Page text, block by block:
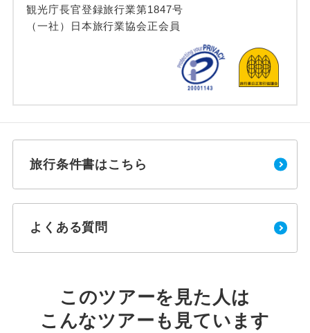
観光庁長官登録旅行業第1847号
（一社）日本旅行業協会正会員
旅行条件書はこちら
よくある質問
このツアーを見た人は
こんなツアーも見ています